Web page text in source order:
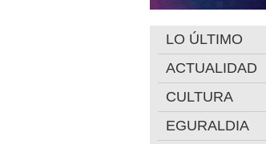
LO ÚLTIMO
ACTUALIDAD
CULTURA
EGURALDIA